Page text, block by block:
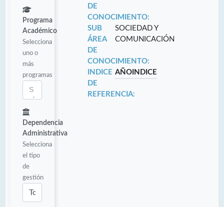
Programa
Académico
Selecciona
uno o
más
programas
Dependencia
Administrativa
Selecciona
el tipo
de
gestión
DE
CONOCIMIENTO:
SUB
ÁREA
DE
CONOCIMIENTO:
SOCIEDAD Y
COMUNICACIÓN
INDICE
DE
REFERENCIA:
AÑO INDICE